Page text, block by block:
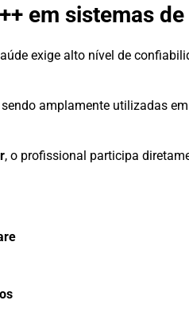
em sistemas
exige alto nível de
amplamente utilizadas
, o profissional participa